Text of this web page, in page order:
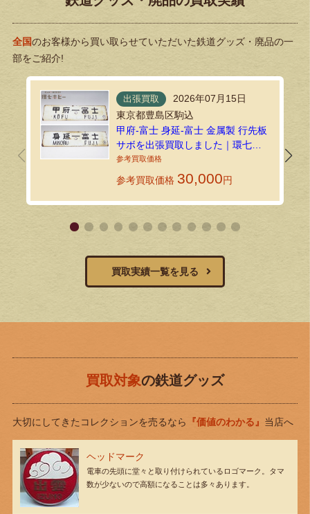
全国のお客様から買い取らせていただいた鉄道グッズ・廃品の一
部をご紹介!
出張買取
2026年07月15日
東京都豊島区駒込
甲府-富士 身延-富士 金属製 行先板
サボを出張買取しました｜環七ホ
ビー
参考買取価格 30,000円
買取実績一覧を見る
買取対象の鉄道グッズ
大切にしてきたコレクションを売るなら 『価値のわかる』 当店へ
ヘッドマーク
電車の先頭に堂々と取り付けられているロゴマーク。タマ
数が少ないので高額になることは多々あります。